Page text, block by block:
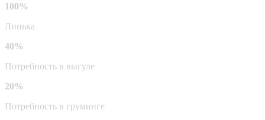
100%
Линька
40%
Потребность в выгуле
20%
Потребность в груминге